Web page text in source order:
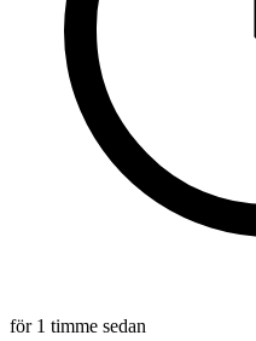
för 1 timme sedan